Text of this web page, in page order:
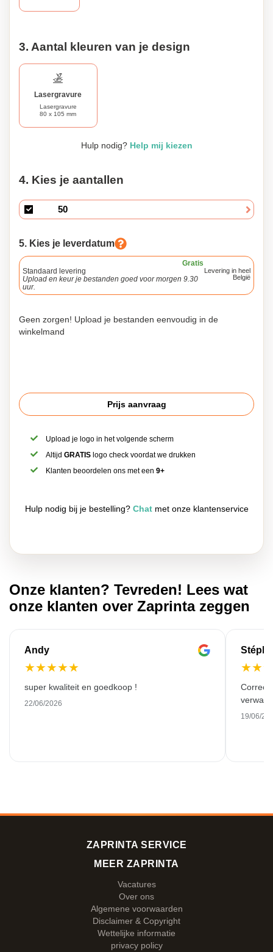
3. Aantal kleuren van je design
Lasergravure
Lasergravure
80 x 105 mm
Hulp nodig? Help mij kiezen
4. Kies je aantallen
5. Kies je leverdatum
Gratis
Standaard levering
Upload en keur je bestanden goed voor morgen 9.30
uur.
Levering in heel
België
Geen zorgen! Upload je bestanden eenvoudig in de
winkelmand
Prijs aanvraag
Upload je logo in het volgende scherm
AltijdGRATIS logo check voordat we drukken
Klanten beoordelen ons met een9+
Hulp nodig bij je bestelling? Chatmet onze klantenservice
Onze klanten? Tevreden! Lees wat
onze klanten over Zaprinta zeggen
Andy
★★★★★
super kwaliteit en goedkoop !
22/06/2026
★★
19/06/
ZAPRINTA SERVICE
MEER ZAPRINTA
Vacatures
Over ons
Algemene voorwaarden
Disclaimer & Copyright
Wettelijke informatie
privacy policy